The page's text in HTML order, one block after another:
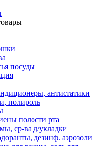
посуды
антистатики
полироль
полости рта
ср-ва д/укладки
дезинф. аэрозоли